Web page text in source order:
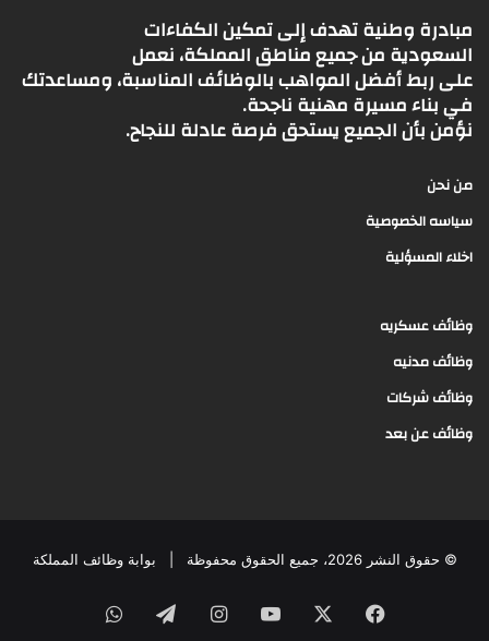
مبادرة وطنية تهدف إلى تمكين الكفاءات
السعودية من جميع مناطق المملكة، نعمل
على ربط أفضل المواهب بالوظائف المناسبة، ومساعدتك
في بناء مسيرة مهنية ناجحة.
نؤمن بأن الجميع يستحق فرصة عادلة للنجاح.
من نحن
سياسه الخصوصية
اخلاء المسؤلية
وظائف عسكريه
وظائف مدنيه
وظائف شركات
وظائف عن بعد
© حقوق النشر 2026، جميع الحقوق محفوظة | بوابة وظائف المملكة
فيسبوك ‫YouTubeانستقرامتيلقرامواتساب